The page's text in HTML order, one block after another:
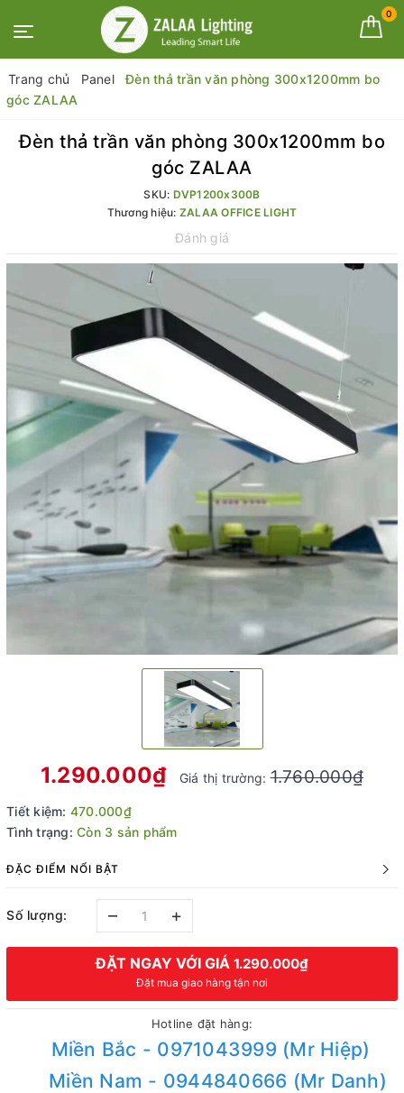
0
Trang chủ Panel
Đèn thả trần văn phòng 300x1200mm bo
góc ZALAA
Đèn thả trần văn phòng 300x1200mm bo
góc ZALAA
SKU: DVP1200x300B
Thương hiệu: ZALAA OFFICE LIGHT
Đánh giá
1.290.000₫ Giá thị trường:1.760.000₫
Tiết kiệm: 470.000₫
Tình trạng: Còn 3 sản phẩm
ĐẶC ĐIỂM NỔI BẬT
Số lượng: – +
ĐẶT NGAY VỚI GIÁ 1.290.000₫
Đặt mua giao hàng tận nơi
Hotline đặt hàng:
Miền Bắc - 0971043999 (Mr Hiệp)
Miền Nam - 0944840666 (Mr Danh)